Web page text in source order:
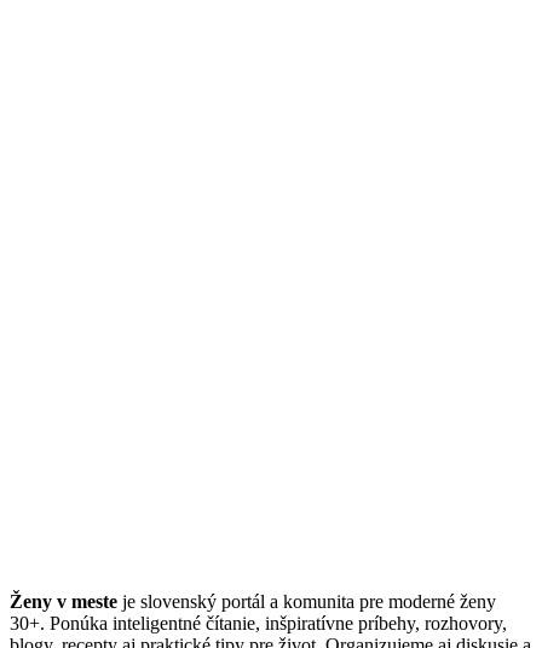
Ženy v meste je slovenský portál a komunita pre moderné ženy
30+. Ponúka inteligentné čítanie, inšpiratívne príbehy, rozhovory,